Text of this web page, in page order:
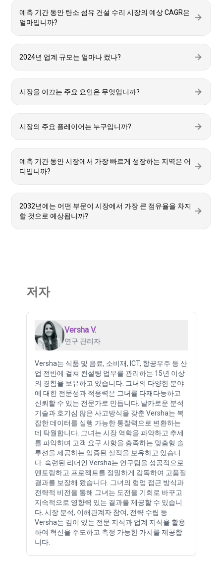
예측 기간 동안 탄소 섬유 건설 수리 시장의 예상 CAGR은
얼마입니까?
2024년 업계 규모는 얼마나 컸나?
시장을 이끄는 주요 요인은 무엇입니까?
시장의 주요 플레이어는 누구입니까?
예측 기간 동안 시장에서 가장 빠르게 성장하는 지역은 어
디입니까?
2032년에는 어떤 부문이 시장에서 가장 큰 점유율을 차지
할 것으로 예상됩니까?
저자
Versha V.
연구 관리자
Versha는 식품 및 음료, 소비재, ICT, 항공우주 등 산
업 전반에 걸쳐 컨설팅 업무를 관리하는 15년 이상
의 경험을 보유하고 있습니다. 그녀의 다양한 분야
에 대한 전문성과 적응력은 그녀를 다재다능하고
신뢰할 수 있는 전문가로 만듭니다. 날카로운 분석
기술과 호기심 많은 사고방식을 갖춘 Versha는 복
잡한 데이터를 실행 가능한 통찰력으로 변환하는
데 탁월합니다. 그녀는 시장 역학을 파악하고 추세
를 파악하며 고객 요구 사항을 충족하는 맞춤형 솔
루션을 제공하는 입증된 실적을 보유하고 있습니
다. 숙련된 리더인 Versha는 연구팀을 성공적으로
멘토링하고 프로젝트를 정밀하게 감독하여 고품질
결과를 보장해 왔습니다. 그녀의 협업 접근 방식과
전략적 비전을 통해 그녀는 도전을 기회로 바꾸고
지속적으로 영향력 있는 결과를 제공할 수 있습니
다. 시장 분석, 이해관계자 참여, 전략 수립 등
Versha는 깊이 있는 전문 지식과 업계 지식을 활용
하여 혁신을 주도하고 측정 가능한 가치를 제공합
니다.